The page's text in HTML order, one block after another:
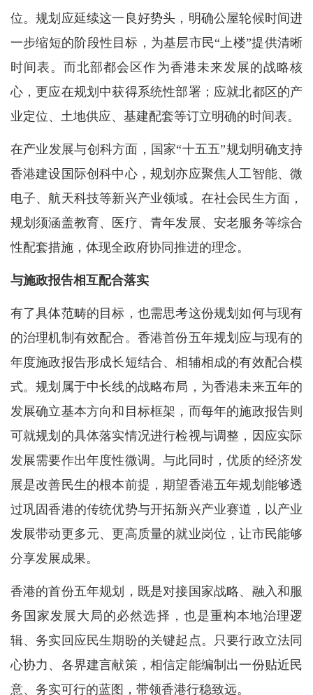
位。规划应延续这一良好势头，明确公屋轮候时间进
一步缩短的阶段性目标，为基层市民“上楼”提供清晰
时间表。而北部都会区作为香港未来发展的战略核
心，更应在规划中获得系统性部署；应就北都区的产
业定位、土地供应、基建配套等订立明确的时间表。
在产业发展与创科方面，国家“十五五”规划明确支持
香港建设国际创科中心，规划亦应聚焦人工智能、微
电子、航天科技等新兴产业领域。在社会民生方面，
规划须涵盖教育、医疗、青年发展、安老服务等综合
性配套措施，体现全政府协同推进的理念。
与施政报告相互配合落实
有了具体范畴的目标，也需思考这份规划如何与现有
的治理机制有效配合。香港首份五年规划应与现有的
年度施政报告形成长短结合、相辅相成的有效配合模
式。规划属于中长线的战略布局，为香港未来五年的
发展确立基本方向和目标框架，而每年的施政报告则
可就规划的具体落实情况进行检视与调整，因应实际
发展需要作出年度性微调。与此同时，优质的经济发
展是改善民生的根本前提，期望香港五年规划能够透
过巩固香港的传统优势与开拓新兴产业赛道，以产业
发展带动更多元、更高质量的就业岗位，让市民能够
分享发展成果。
香港的首份五年规划，既是对接国家战略、融入和服
务国家发展大局的必然选择，也是重构本地治理逻
辑、务实回应民生期盼的关键起点。只要行政立法同
心协力、各界建言献策，相信定能编制出一份贴近民
意、务实可行的蓝图，带领香港行稳致远。